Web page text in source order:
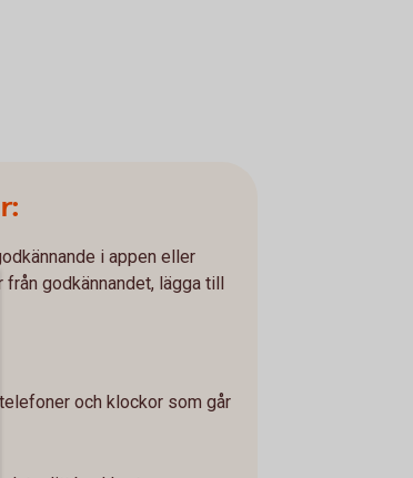
i appen eller
från godkännandet, lägga till
och klockor som går